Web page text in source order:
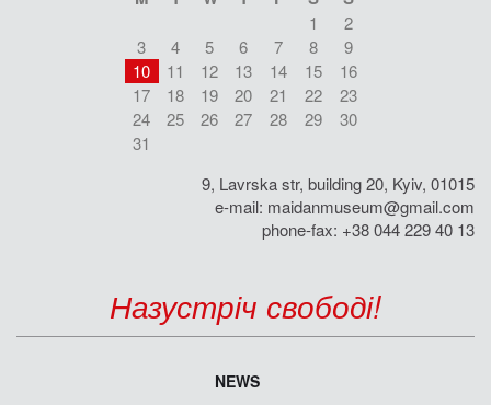
1
2
3
4 5 6 7 8
9
10
11 12 13 14 15
16
17
18 19 20 21 22
23
24
25 26 27 28 29
30
31
9, Lavrska str, building 20, Kyiv, 01015
e-mail: maidanmuseum@gmail.com
phone-fax: +38 044 229 40 13
Назустріч свободі!
NEWS